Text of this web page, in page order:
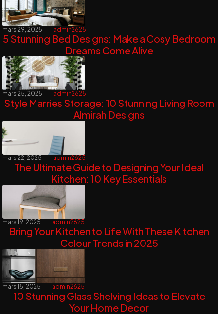
mars 29, 2025 admin2625
5 Stunning Bed Designs: Make a Cosy Bedroom
Dreams Come Alive
mars 25, 2025 admin2625
Style Marries Storage: 10 Stunning Living Room
Almirah Designs
mars 22, 2025 admin2625
The Ultimate Guide to Designing Your Ideal
Kitchen: 10 Key Essentials
mars 19, 2025 admin2625
Bring Your Kitchen to Life With These Kitchen
Colour Trends in 2025
mars 15, 2025 admin2625
10 Stunning Glass Shelving Ideas to Elevate
Your Home Decor